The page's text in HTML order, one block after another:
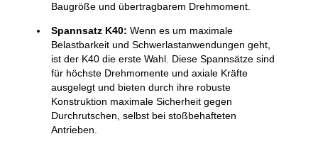
Baugröße und übertragbarem Drehmoment.
Spannsatz K40: Wenn es um maximale
Belastbarkeit und Schwerlastanwendungen geht,
ist der K40 die erste Wahl. Diese Spannsätze sind
für höchste Drehmomente und axiale Kräfte
ausgelegt und bieten durch ihre robuste
Konstruktion maximale Sicherheit gegen
Durchrutschen, selbst bei stoßbehafteten
Antrieben.